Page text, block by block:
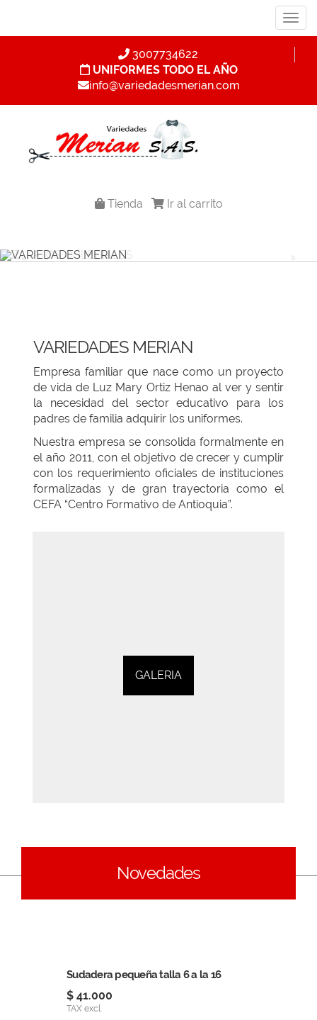
3007734622
UNIFORMES TODO EL AÑO
info@variedadesmerian.com
Tienda Ir al carrito
Menu
VARIEDADES MERIAN SAS
Previous
VARIEDADES MERIAN
Empresa familiar que nace como un proyecto
de vida de Luz Mary Ortiz Henao al ver y sentir
la necesidad del sector educativo para los
padres de familia adquirir los uniformes.
Nuestra empresa se consolida formalmente en
el año 2011, con el objetivo de crecer y cumplir
con los requerimiento oficiales de instituciones
formalizadas y de gran trayectoria como el
CEFA “Centro Formativo de Antioquia”.
GALERIA
Novedades
Sudadera pequeña talla 6 a la 16
$ 41.000
TAX excl.